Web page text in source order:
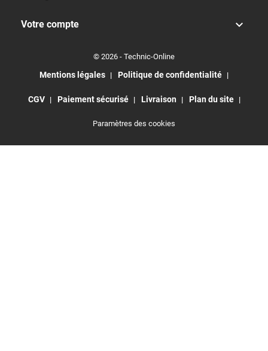
Votre compte 
© 2026 - Technic-Online
Mentions légales Politique de confidentialité
CGV Paiement sécurisé Livraison Plan du site
Paramètres des cookies